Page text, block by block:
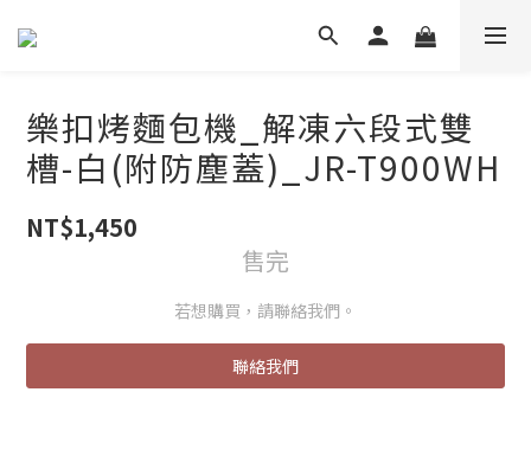
樂扣烤麵包機_解凍六段式雙
槽-白(附防塵蓋)_JR-T900WH
NT$1,450
售完
若想購買，請聯絡我們。
聯絡我們